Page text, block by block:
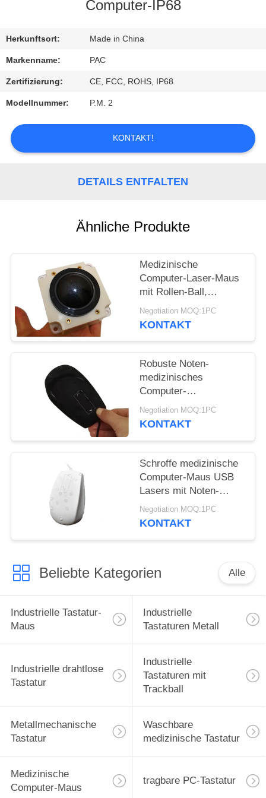
SIE
MIT
UNS
IN
VERBINDUNG
FORDERN
Computer-IP68
Herkunftsort: Made in China
Markenname: PAC
Zertifizierung: CE, FCC, ROHS, IP68
Modellnummer: P.M. 2
KONTAKT!
DETAILS ENTFALTEN
Ähnliche Produkte
Medizinische
Computer-Laser-Maus
mit Rollen-Ball,
drahtlose Computer-
Maus für Ultraschall-
Negotiation MOQ:1PC
KONTAKT
Robuste Noten-
medizinisches
Computer-
Mäusesilikon-Material
mit dem Versiegeln von
Negotiation MOQ:1PC
KONTAKT
Schroffe medizinische
Computer-Maus USB
Lasers mit Noten-
Rollen-Krankenhaus
PC Gebrauch
Negotiation MOQ:1PC
KONTAKT
Beliebte Kategorien Alle
Industrielle Tastatur-
Maus
Industrielle
Tastaturen Metall
Industrielle drahtlose
Tastatur
Industrielle
Tastaturen mit
Trackball
Metallmechanische
Tastatur
Waschbare
medizinische Tastatur
Medizinische
Computer-Maus
tragbare PC-Tastatur